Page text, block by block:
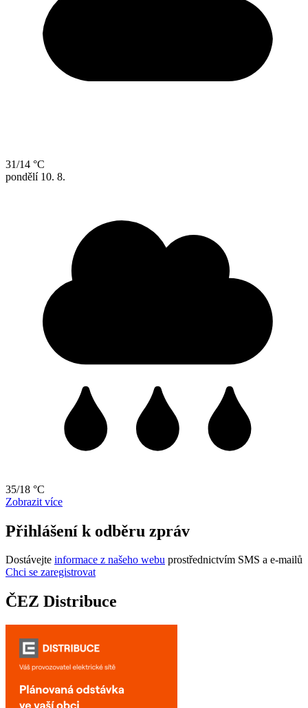
31/14 °C
pondělí 10. 8.
35/18 °C
Zobrazit více
Přihlášení k odběru zpráv
Dostávejte informace z našeho webu prostřednictvím SMS a e-mailů
Chci se zaregistrovat
ČEZ Distribuce